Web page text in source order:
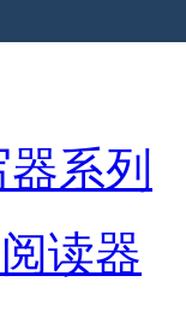
系列
读器